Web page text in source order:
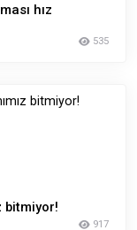
hız
535
bitmiyor!
917